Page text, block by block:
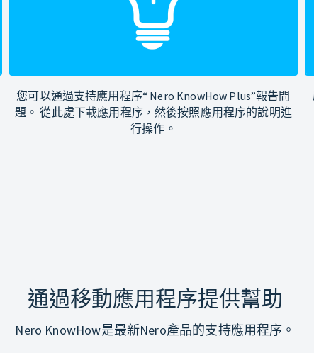
您可以通過支持應用程序“ Nero KnowHow Plus”報告問
題。 從此處下載應用程序，然後按照應用程序的說明進
行操作。
通過移動應用程序提供幫助
Nero KnowHow是最新Nero產品的支持應用程序。